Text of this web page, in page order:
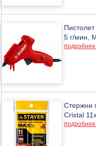
5 г/мин,
Стержни
Cristal